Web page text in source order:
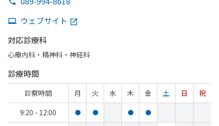
ウェブサイト
対応診療科
心療内科・​精神科・神経科
診療時間
診察時間 月 火 水 木 金 土 日
祝
9:20 - 12:00
● ● ● ●